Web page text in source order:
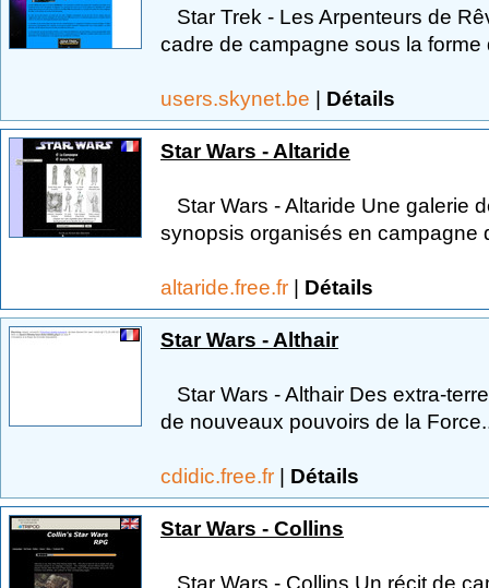
Star Trek - Les Arpenteurs de
cadre de campagne sous la
users.skynet.be | Détails
Star Wars - Altaride
Star Wars - Altaride Une galerie
synopsis organisés en campagne
altaride.free.fr | Détails
Star Wars - Althair
Star Wars - Althair Des extra-
de nouveaux pouvoirs de la
cdidic.free.fr | Détails
Star Wars - Collins
Star Wars - Collins Un récit de